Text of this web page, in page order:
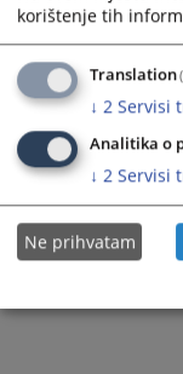
Program rada
21.01.2022.
Program rada
Izvještaj o
korištenje tih
Translation
↓ 2 Servisi
Analitika o
↓ 2 Servisi
Ne prihvatam